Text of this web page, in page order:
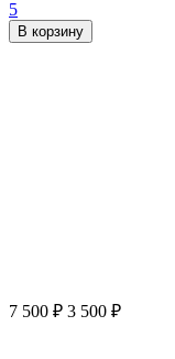
5
В корзину
7 500 ₽ 3 500 ₽